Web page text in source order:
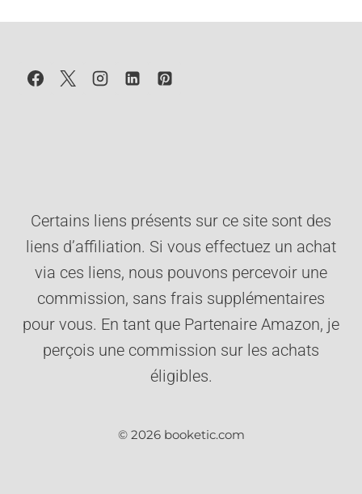
Certains liens présents sur ce site sont des
liens d’affiliation. Si vous effectuez un achat
via ces liens, nous pouvons percevoir une
commission, sans frais supplémentaires
pour vous. En tant que Partenaire Amazon, je
perçois une commission sur les achats
éligibles.
© 2026 booketic.com